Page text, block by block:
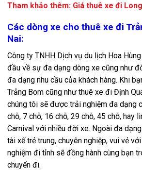
Tham khảo thêm: Giá thuê xe đi
Các dòng xe cho thuê xe đi
Nai:
Công ty TNHH Dịch vụ du lịch Hoa
đầu về sự đa dạng dòng xe cũng như
đa dạng nhu cầu của khách hàng. Khi
Trảng Bom cũng như thuê xe đi Định
chúng tôi sẽ được trải nghiệm đa dạng
chỗ, 7 chỗ, 16 chỗ, 29 chỗ, 45 chỗ, hay
Carnival với nhiều đời xe. Ngoài đa
tài xế trẻ trung, chuyên nghiệp, vui vẻ
nghiệm đi tỉnh sẽ đồng hành cùng bạn
chuyến đi.